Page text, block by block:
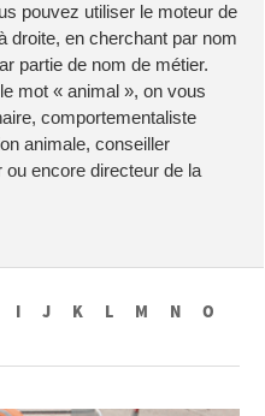
pouvez utiliser le moteur de
droite, en cherchant par nom
partie de nom de métier.
mot « animal », on vous
comportementaliste
animale, conseiller
encore directeur de la
I J K L M N
O